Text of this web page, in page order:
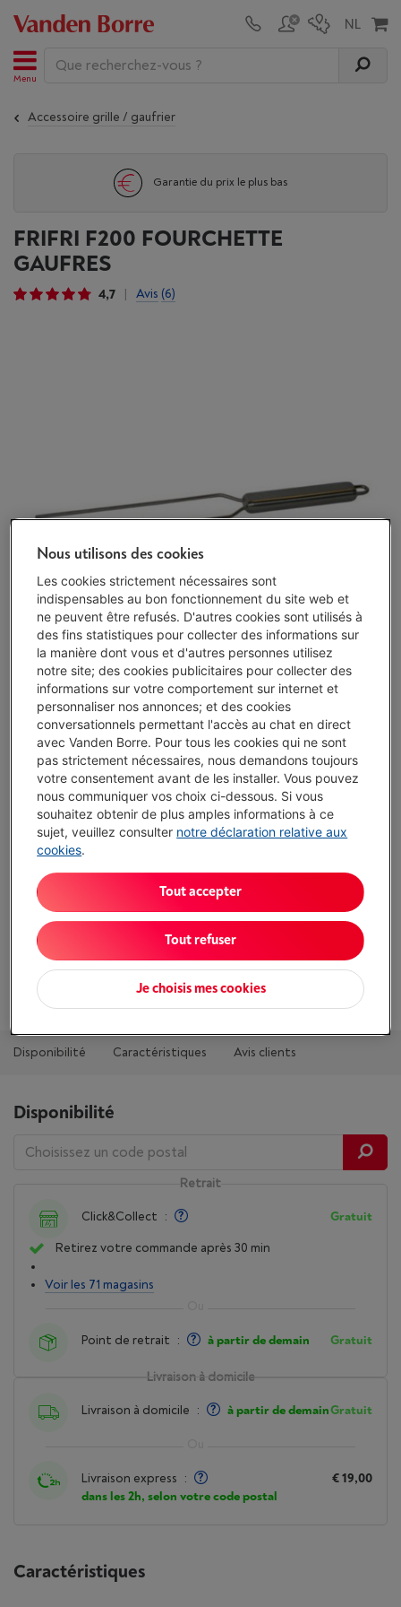
Menu
Accessoire grille / gaufrier
Garantie du prix le plus bas
FRIFRI F200 FOURCHETTE
GAUFRES
4,7 Avis (6)
Livré demain-Voir le stock
€ 9,99
J'achète
Comparer
Atouts
Description: Fourchette à goufres en inox
Afficher toutes les caractéristiques
Disponibilité Caractéristiques Avis clients
Disponibilité
Livraison à domicile
Livraison à domicile : à partir de demainGratuit
Livraison express :
dans les 2h, selon votre code postal
€ 19,00
Retrait
Click&Collect : Gratuit
Retirez votre commande après 30 min
Voir les 71 magasins
Point de retrait : à partir de demain Gratuit
Caractéristiques
Nous utilisons des cookies
Les cookies strictement nécessaires sont
indispensables au bon fonctionnement du site web et
ne peuvent être refusés. D'autres cookies sont utilisés à
des fins statistiques pour collecter des informations sur
la manière dont vous et d'autres personnes utilisez
notre site; des cookies publicitaires pour collecter des
informations sur votre comportement sur internet et
personnaliser nos annonces; et des cookies
conversationnels permettant l'accès au chat en direct
avec Vanden Borre. Pour tous les cookies qui ne sont
pas strictement nécessaires, nous demandons toujours
votre consentement avant de les installer. Vous pouvez
nous communiquer vos choix ci-dessous. Si vous
souhaitez obtenir de plus amples informations à ce
sujet, veuillez consulter notre déclaration relative aux
cookies.
Je choisis mes cookies
Tout refuser
Tout accepter